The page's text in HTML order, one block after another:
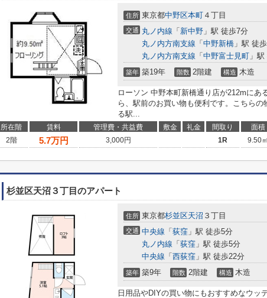
住所 東京都中野区本町 ４丁目
交通 丸ノ内線 「 新中野 」駅 徒歩7分
丸ノ内方南支線 「 中野新橋 」駅 徒
丸ノ内方南支線 「 中野富士見町 」
築年 築19年 階数 2階建 構造 木造
ローソン 中野本町新橋通り店が212mにあ
ら、駅前のお買い物も便利です。こちら
る駅...
所在階 賃料 管理費・共益費 敷金 礼金 間取り 面積
2階
5.7万円 3,000円 1R 9.50㎡
杉並区天沼３丁目のアパート
住所 東京都杉並区天沼 ３丁目
交通 中央線 「 荻窪 」駅 徒歩5分
丸ノ内線 「 荻窪 」駅 徒歩5分
中央線 「 西荻窪 」駅 徒歩22分
築年 築9年 階数 2階建 構造 木造
日用品やDIYの買い物にもおすすめなウッ